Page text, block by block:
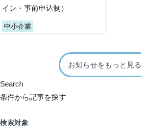
イン・事前申込制）
中小企業
お知らせをもっと見る
Search
条件から記事を探す
検索対象